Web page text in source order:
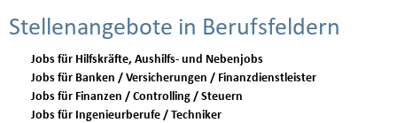
Stellenangebote in Berufsfeldern
Jobs für Hilfskräfte, Aushilfs- und Nebenjobs
Jobs für Banken / Versicherungen / Finanzdienstleister
Jobs für Finanzen / Controlling / Steuern
Jobs für Ingenieurberufe / Techniker